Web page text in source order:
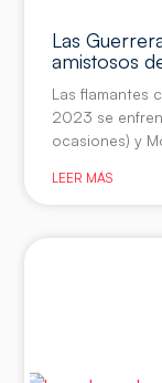
Las
amistosos
Las flamantes
2023 se
ocasiones) y
LEER MÁS